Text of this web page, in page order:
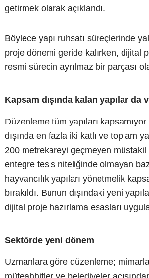
getirmek olarak açıklandı.
Böylece yapı ruhsatı süreçlerinde
proje dönemi geride kalırken, dijital
resmi sürecin ayrılmaz bir parçası
Kapsam dışında kalan yapılar da
Düzenleme tüm yapıları
dışında en fazla iki katlı ve toplam
200 metrekareyi geçmeyen müstakil
entegre tesis niteliğinde olmayan
hayvancılık yapıları yönetmelik
bırakıldı. Bunun dışındaki yeni
dijital proje hazırlama esasları
Sektörde yeni dönem
Uzmanlara göre düzenleme;
müteahhitler ve belediyeler